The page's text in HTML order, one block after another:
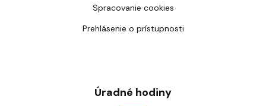
Spracovanie cookies
Prehlásenie o prístupnosti
Úradné hodiny